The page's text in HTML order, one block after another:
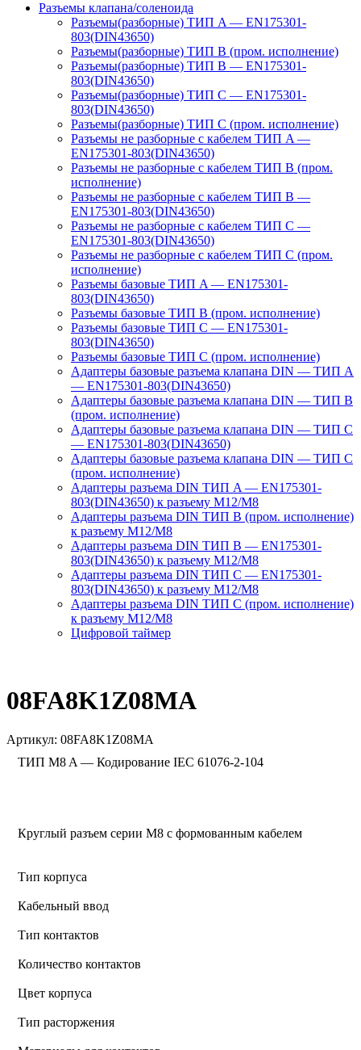
Разъемы клапана/соленоида
Разъемы(разборные) ТИП A — EN175301-
803(DIN43650)
Разъемы(разборные) ТИП В (пром. исполнение)
Разъемы(разборные) ТИП B — EN175301-
803(DIN43650)
Разъемы(разборные) ТИП C — EN175301-
803(DIN43650)
Разъемы(разборные) ТИП С (пром. исполнение)
Разъемы не разборные с кабелем ТИП A —
EN175301-803(DIN43650)
Разъемы не разборные с кабелем ТИП B (пром.
исполнение)
Разъемы не разборные с кабелем ТИП B —
EN175301-803(DIN43650)
Разъемы не разборные с кабелем ТИП C —
EN175301-803(DIN43650)
Разъемы не разборные с кабелем ТИП C (пром.
исполнение)
Разъемы базовые ТИП A — EN175301-
803(DIN43650)
Разъемы базовые ТИП В (пром. исполнение)
Разъемы базовые ТИП C — EN175301-
803(DIN43650)
Разъемы базовые ТИП C (пром. исполнение)
Адаптеры базовые разъема клапана DIN — ТИП A
— EN175301-803(DIN43650)
Адаптеры базовые разъема клапана DIN — ТИП B
(пром. исполнение)
Адаптеры базовые разъема клапана DIN — ТИП C
— EN175301-803(DIN43650)
Адаптеры базовые разъема клапана DIN — ТИП C
(пром. исполнение)
Адаптеры разъема DIN ТИП A — EN175301-
803(DIN43650) к разъему M12/M8
Адаптеры разъема DIN ТИП B (пром. исполнение)
к разъему M12/M8
Адаптеры разъема DIN ТИП B — EN175301-
803(DIN43650) к разъему M12/M8
Адаптеры разъема DIN ТИП C — EN175301-
803(DIN43650) к разъему M12/M8
Адаптеры разъема DIN ТИП C (пром. исполнение)
к разъему M12/M8
Цифровой таймер
08FA8K1Z08MA
Артикул: 08FA8K1Z08MA
ТИП M8 A — Кодирование IEC 61076-2-104
Круглый разъем серии M8 с формованным кабелем
Тип корпуса
Кабельный ввод
Тип контактов
Количество контактов
Цвет корпуса
Тип расторжения